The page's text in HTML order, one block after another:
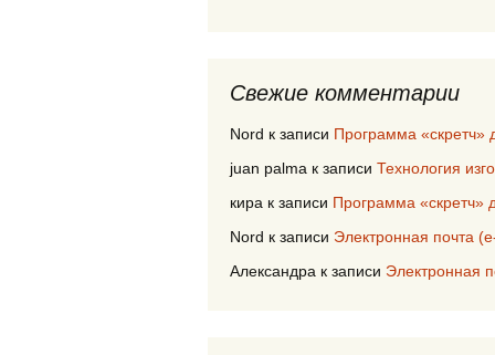
Свежие комментарии
Nord к записи Программа «скретч»
juan palma к записи Технология
кира к записи Программа «скретч»
Nord к записи Электронная почта
Александра к записи Электронная